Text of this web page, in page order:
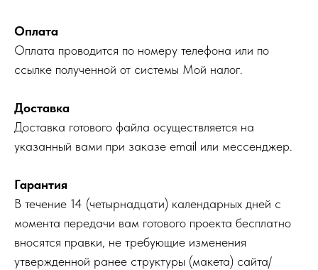
Оплата
Оплата проводится по номеру телефона или по
ссылке полученной от системы Мой налог.
Доставка
Доставка готового файла осуществляется на
указанный вами при заказе email или мессенджер.
Гарантия
В течение 14 (четырнадцати) календарных дней с
момента передачи вам готового проекта бесплатно
вносятся правки, не требующие изменения
утвержденной ранее структуры (макета) сайта/